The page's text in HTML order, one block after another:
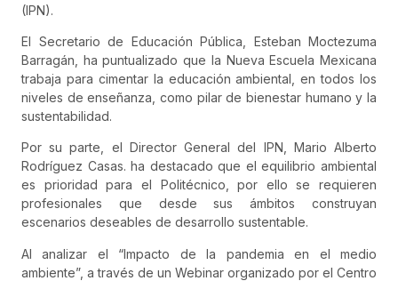
(IPN).
El Secretario de Educación Pública, Esteban Moctezuma
Barragán, ha puntualizado que la Nueva Escuela Mexicana
trabaja para cimentar la educación ambiental, en todos los
niveles de enseñanza, como pilar de bienestar humano y la
sustentabilidad.
Por su parte, el Director General del IPN, Mario Alberto
Rodríguez Casas. ha destacado que el equilibrio ambiental
es prioridad para el Politécnico, por ello se requieren
profesionales que desde sus ámbitos construyan
escenarios deseables de desarrollo sustentable.
Al analizar el “Impacto de la pandemia en el medio
ambiente”, a través de un Webinar organizado por el Centro